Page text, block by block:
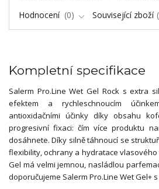
Hodnocení
0 Související zboží
Kompletní specifikace
Salerm Pro.Line Wet Gel Rock s extra
efektem a rychleschnoucím
antioxidačními účinky díky obsahu
progresivní fixaci: čím více produktu
dosáhnete. Díky silně táhnoucí se
flexibility, ochrany a hydratace
Gel má velmi jemnou, nasládlou
doporučujeme Salerm Pro.Line Wet Gel+